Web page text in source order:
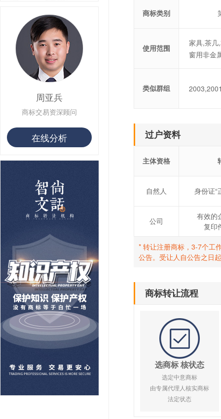
用户 S**9 购买 停***
用户 S**0 购买 V***
用户 S**1 购买 皇***
用户 S**8 购买 专***
用户 S**14 购买 宅***
用户 S**26 购买 图***
用户 S**10 购买 侯***
用户 S**25 购买 水***
用户 S**33 购买 巴***
用户 S**80 购买 王***
用户 S**19 购买 T***
用户 S**22 购买 茶***
用户 S**68 购买 俏***
周亚兵
商标交易资深顾问
在线分析
商标类别
使用范围
家具,茶几
窗用非金
类似群组
过户资料
主体资格
自然人 身份证“
公司
有效的
复印
* 转让注册商标，3-7个工
公告。受让人自公告之日
商标转让流程
选商标 核状态
选定中意商标
由专属代理人核实商标
法定状态